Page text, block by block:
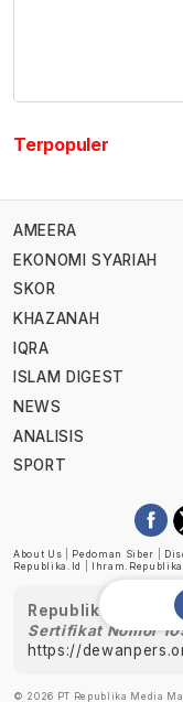
Terpopuler
AMEERA
EKONOMI SYARIAH
SKOR
KHAZANAH
IQRA
ISLAM DIGEST
NEWS
ANALISIS
SPORT
About Us Pedoman Siber
Republika.id
Republika telah
Sertifikat Nomor
https://
© 2026 PT Republika Media